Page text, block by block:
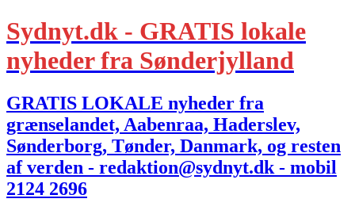
Sydnyt.dk - GRATIS lokale
nyheder fra Sønderjylland
GRATIS LOKALE nyheder fra
grænselandet, Aabenraa, Haderslev,
Sønderborg, Tønder, Danmark, og resten
af verden - redaktion@sydnyt.dk - mobil
2124 2696